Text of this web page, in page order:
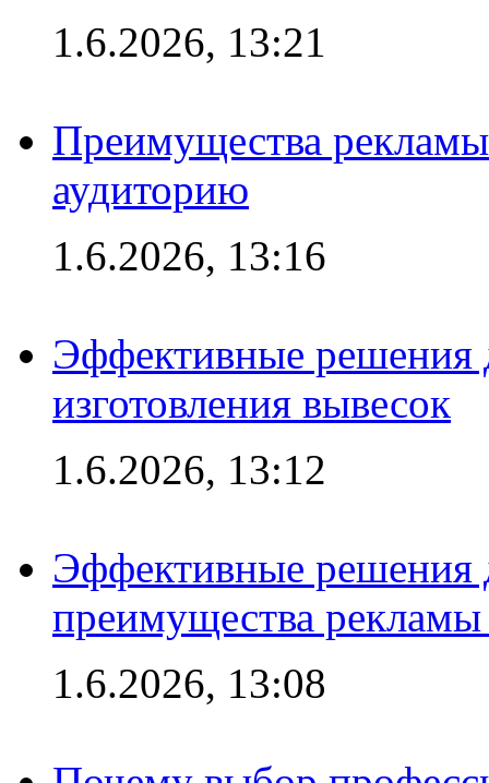
1.6.2026, 13:21
Преимущества
аудиторию
1.6.2026, 13:16
Эффективные решения
изготовления вывесок
1.6.2026, 13:12
Эффективные решения
преимущества рекламы
1.6.2026, 13:08